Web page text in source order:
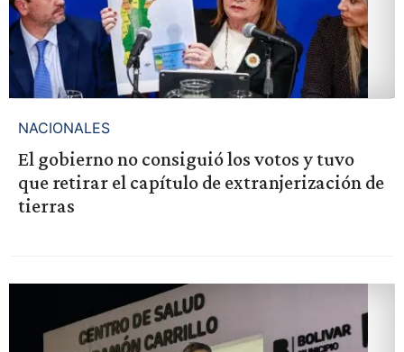
NACIONALES
El gobierno no consiguió los votos y tuvo
que retirar el capítulo de extranjerización de
tierras